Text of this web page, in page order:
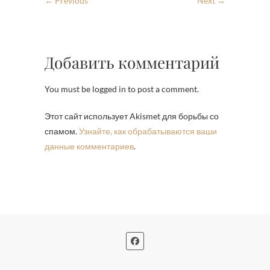
Добавить комментарий
You must be logged in to post a comment.
Этот сайт использует Akismet для борьбы со
спамом.Узнайте, как обрабатываются ваши
данные комментариев.